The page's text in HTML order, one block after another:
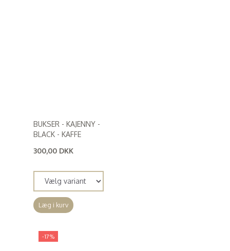
BUKSER - KAJENNY -
BLACK - KAFFE
300,00 DKK
Læg i kurv
-17%